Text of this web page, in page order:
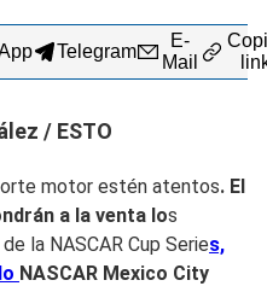
Telegram
E-
Mail
/ ESTO
motor estén atentos. El
a la venta los
la NASCAR Cup Series,
NASCAR Mexico City